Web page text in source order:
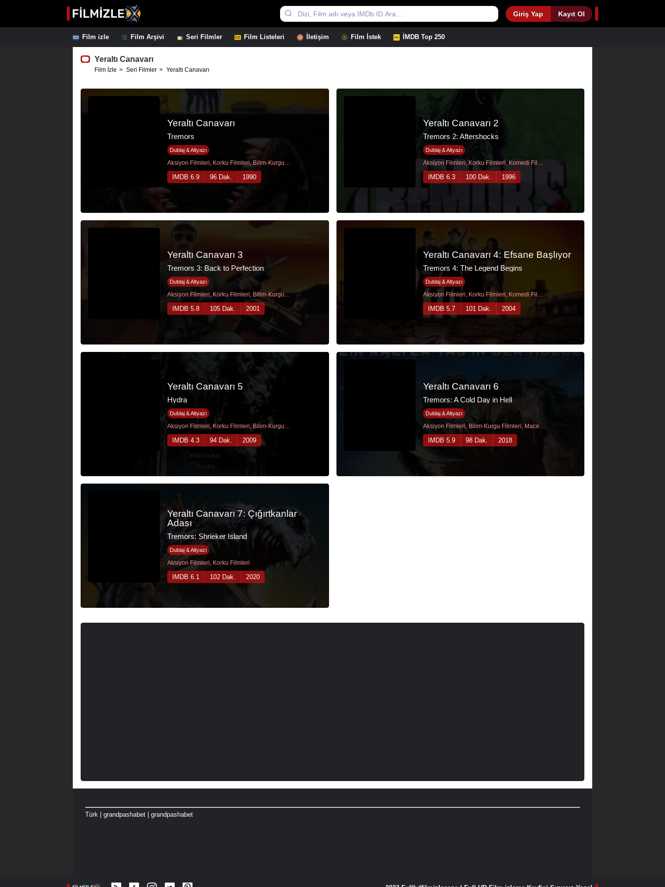
Giriş Yap Kayıt Ol
Film izle Film Arşivi Seri Filmler Film Listeleri İletişim Film İstek İMDB Top 250
Yeraltı Canavarı
Film İzle Seri Filmler Yeraltı Canavarı
Yeraltı Canavarı
Tremors
Dublaj & Altyazı
Aksiyon Filmleri, Korku Filmleri, Bilim-Kurgu Filmleri, Komedi Filmleri
IMDB 6.9 96 Dak. 1990
Yeraltı Canavarı 2
Tremors 2: Aftershocks
Dublaj & Altyazı
Aksiyon Filmleri, Korku Filmleri, Komedi Filmleri
IMDB 6.3 100 Dak. 1996
Yeraltı Canavarı 3
Tremors 3: Back to Perfection
Dublaj & Altyazı
Aksiyon Filmleri, Korku Filmleri, Bilim-Kurgu Filmleri, Gerilim Filmleri, Komedi Filmleri
IMDB 5.8 105 Dak. 2001
Yeraltı Canavarı 4: Efsane Başlıyor
Tremors 4: The Legend Begins
Dublaj & Altyazı
Aksiyon Filmleri, Korku Filmleri, Komedi Filmleri
IMDB 5.7 101 Dak. 2004
Yeraltı Canavarı 5
Hydra
Dublaj & Altyazı
Aksiyon Filmleri, Korku Filmleri, Bilim-Kurgu Filmleri, Fantastik Filmler
IMDB 4.3 94 Dak. 2009
Yeraltı Canavarı 6
Tremors: A Cold Day in Hell
Dublaj & Altyazı
Aksiyon Filmleri, Bilim-Kurgu Filmleri, Macera Filmleri
IMDB 5.9 98 Dak. 2018
Yeraltı Canavarı 7: Çığırtkanlar
Adası
Tremors: Shrieker Island
Dublaj & Altyazı
Aksiyon Filmleri, Korku Filmleri
IMDB 6.1 102 Dak. 2020
Türk grandpashabet grandpashabet